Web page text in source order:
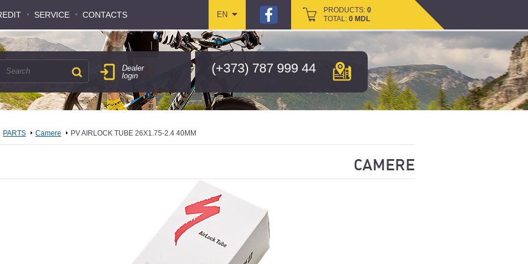
SERVICE CONTACTS EN PRODUCTS: 0
TOTAL: 0 MDL
SERVICE CONTACTS EN PRODUCTS: 0
TOTAL: 0 MDL
(+373) 787 999 44
Dealer
login
PARTS Camere PV AIRLOCK TUBE 26X1.75-2.4 40MM
CAMERE